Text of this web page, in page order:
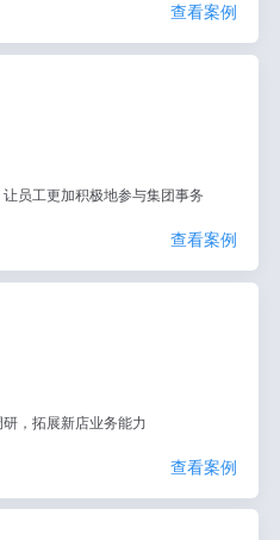
查看案例
员工更加积极地参与集团事务
查看案例
，拓展新店业务能力
查看案例